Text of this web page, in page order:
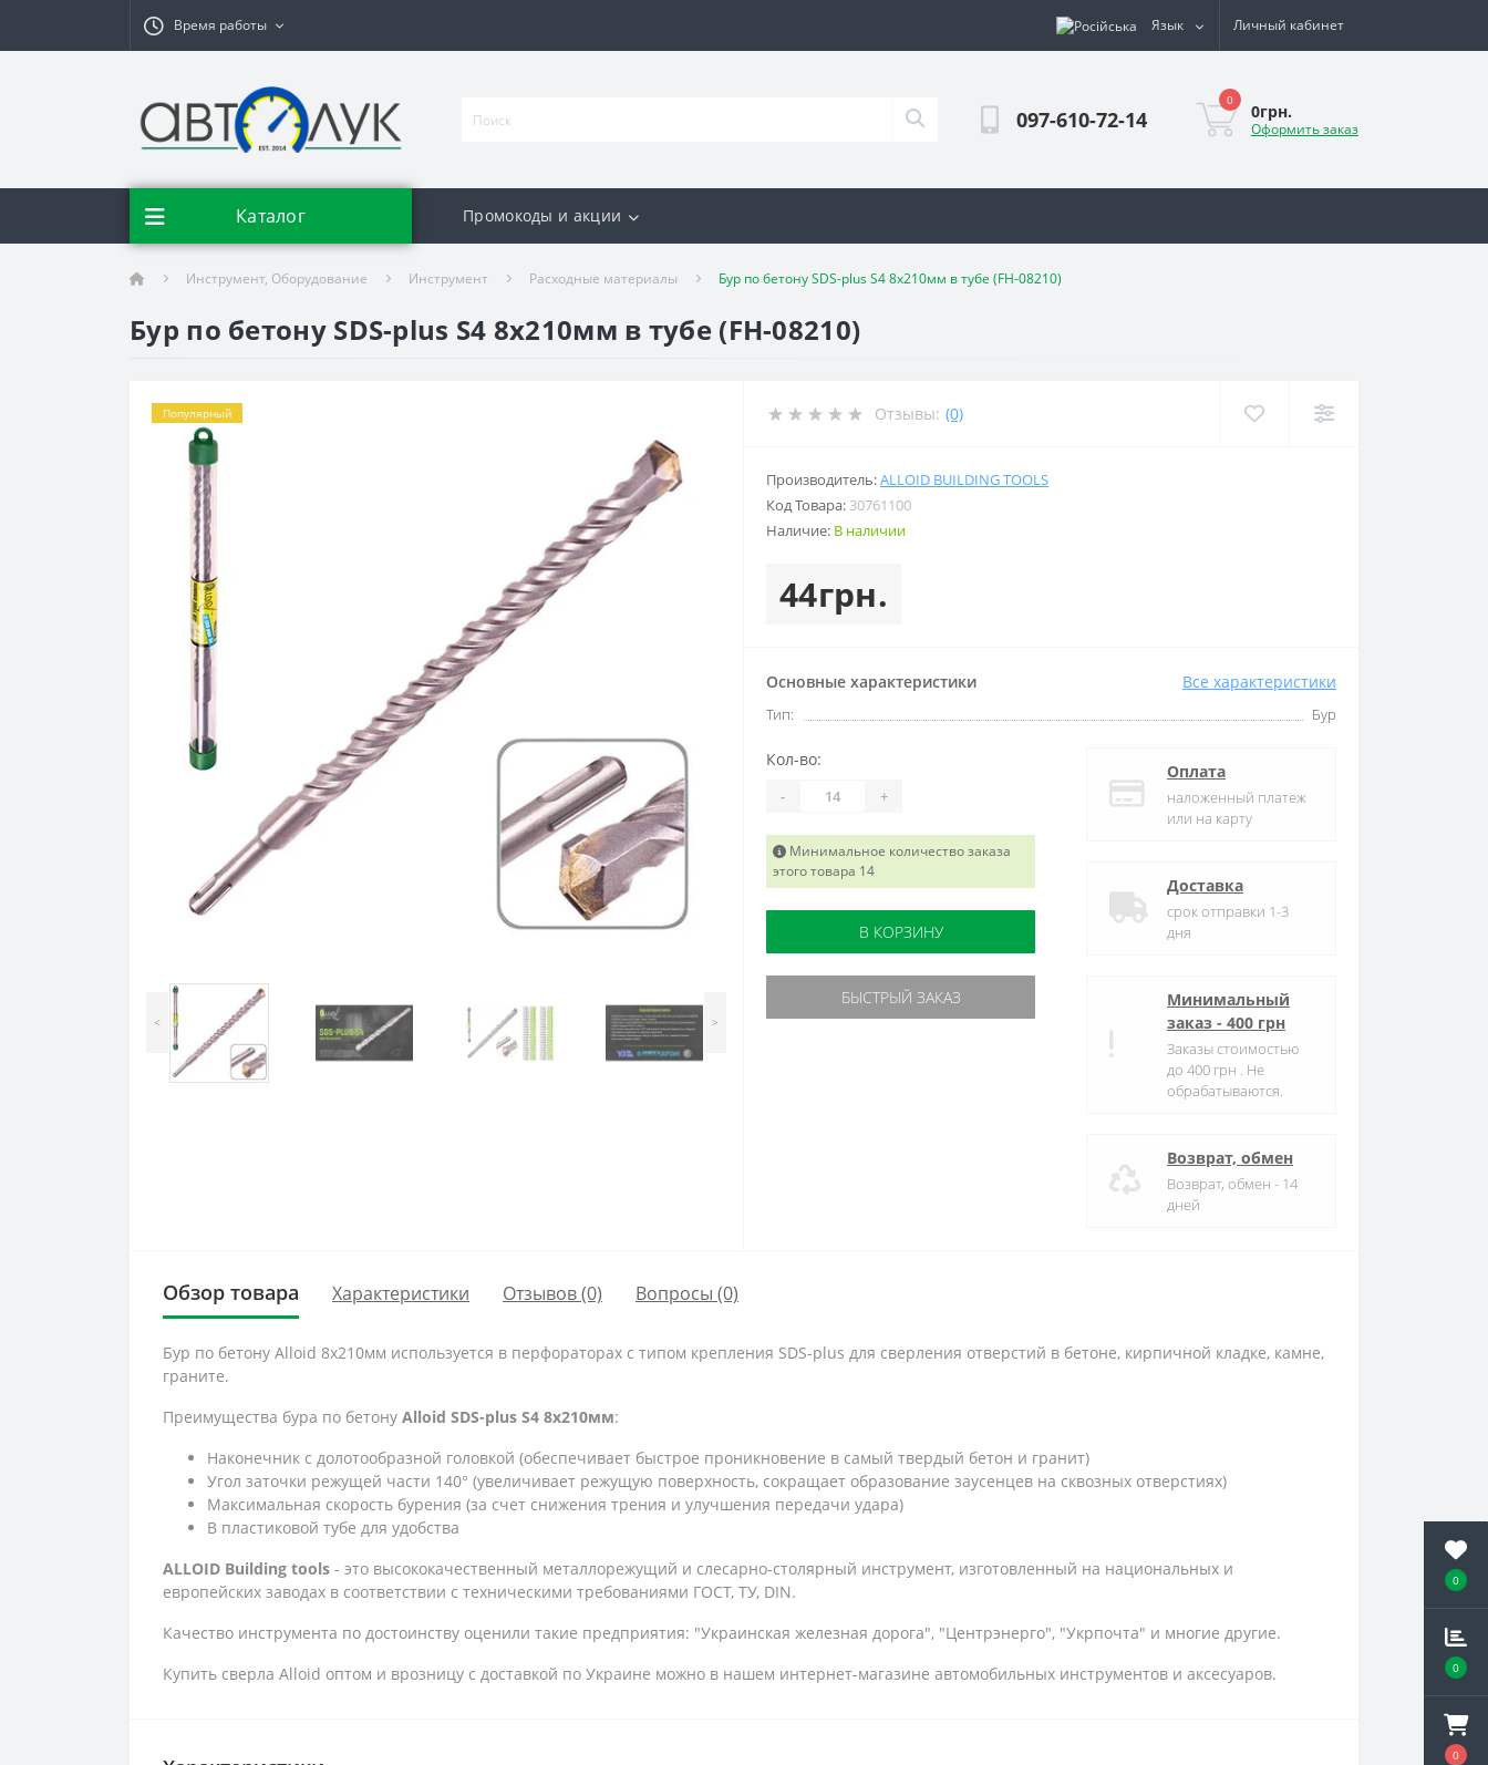
0
0
0
Время работы Язык Личный кабинет
097-610-72-14
0
0грн.
Оформить заказ
Каталог Промокоды и акции
Инструмент, Оборудование Инструмент Расходные материалы Бур по бетону SDS-plus S4 8x210мм в тубе (FH-08210)
Бур по бетону SDS-plus S4 8x210мм в тубе (FH-08210)
Популярный
< >
Отзывы: (0)
Производитель:ALLOID BUILDING TOOLS
Код Товара: 30761100
Наличие: В наличии
44грн.
Основные характеристики Все характеристики
Тип: Бур
Кол-во:
- +
Минимальное количество заказа
этого товара 14
В КОРЗИНУ
БЫСТРЫЙ ЗАКАЗ
Оплата
наложенный платеж
или на карту
Доставка
срок отправки 1-3
дня
Минимальный
заказ - 400 грн
Заказы стоимостью
до 400 грн . Не
обрабатываются.
Возврат, обмен
Возврат, обмен - 14
дней
Обзор товара Характеристики Отзывов (0) Вопросы (0)
Бур по бетону Alloid 8x210мм используется в перфораторах с типом крепления SDS-plus для сверления отверстий в бетоне, кирпичной кладке, камне,
граните.
Преимущества бура по бетону Alloid SDS-plus S4 8x210мм:
Наконечник с долотообразной головкой (обеспечивает быстрое проникновение в самый твердый бетон и гранит)
Угол заточки режущей части 140° (увеличивает режущую поверхность, сокращает образование заусенцев на сквозных отверстиях)
Максимальная скорость бурения (за счет снижения трения и улучшения передачи удара)
В пластиковой тубе для удобства
ALLOID Building tools - это высококачественный металлорежущий и слесарно-столярный инструмент, изготовленный на национальных и
европейских заводах в соответствии с техническими требованиями ГОСТ, ТУ, DIN.
Качество инструмента по достоинству оценили такие предприятия: "Украинская железная дорога", "Центрэнерго", "Укрпочта" и многие другие.
Купить сверла Alloid оптом и врозницу с доставкой по Украине можно в нашем интернет-магазине автомобильных инструментов и аксесуаров.